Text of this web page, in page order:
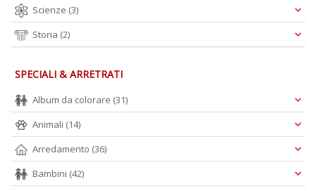
Scienze (3)
Storia (2)
SPECIALI & ARRETRATI
Album da colorare (31)
Animali (14)
Arredamento (36)
Bambini (42)